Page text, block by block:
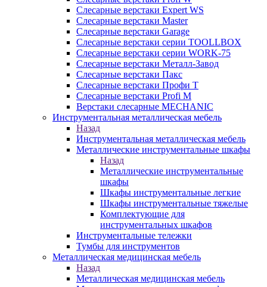
Слесарные верстаки Expert WS
Слесарные верстаки Master
Слесарные верстаки Garage
Слесарные верстаки серии TOOLLBOX
Слесарные верстаки серии WORK-75
Слесарные верстаки Металл-Завод
Слесарные верстаки Пакс
Слесарные верстаки Профи Т
Слесарные верстаки Profi M
Верстаки слесарные MECHANIC
Инструментальная металлическая мебель
Назад
Инструментальная металлическая мебель
Металлические инструментальные шкафы
Назад
Металлические инструментальные
шкафы
Шкафы инструментальные легкие
Шкафы инструментальные тяжелые
Комплектующие для
инструментальных шкафов
Инструментальные тележки
Тумбы для инструментов
Металлическая медицинская мебель
Назад
Металлическая медицинская мебель